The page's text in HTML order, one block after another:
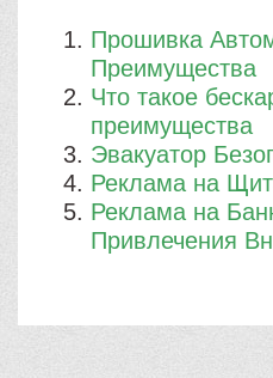
Прошивка
Преимущества
Что такое
преимущества
Эвакуатор
Реклама на
Реклама на
Привлечения